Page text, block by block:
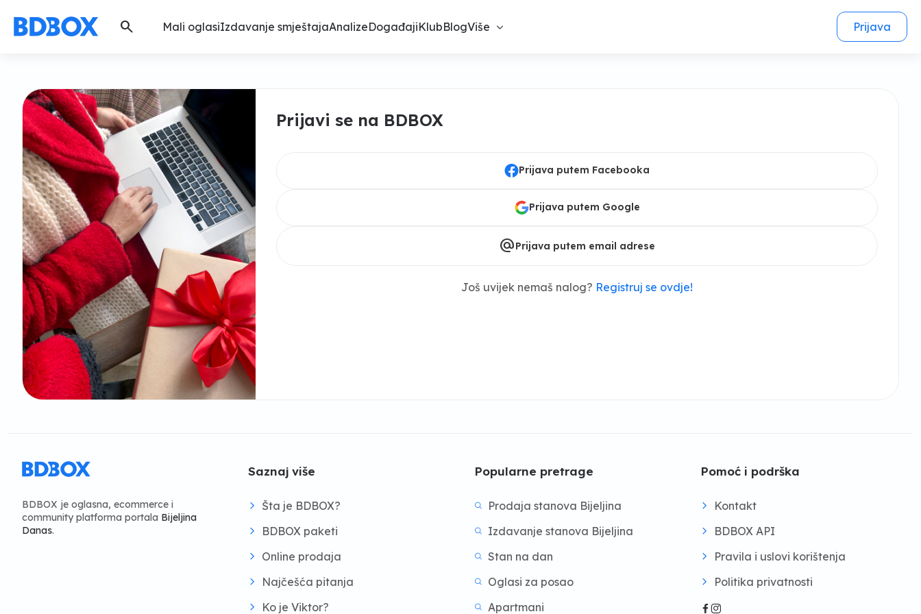
search Mali oglasiIzdavanje smještajaAnalizeDogađajiKlubBlogViše Prijava
Prijavi se na BDBOX
Prijava putem Facebooka
Prijava putem Google
alternate_emailPrijava putem email adrese
Još uvijek nemaš nalog? Registruj se ovdje!
BDBOX je oglasna, ecommerce i
community platforma portala Bijeljina
Danas.
Saznaj više
Šta je BDBOX?
BDBOX paketi
Online prodaja
Najčešća pitanja
Ko je Viktor?
Popularne pretrage
Prodaja stanova Bijeljina
Izdavanje stanova Bijeljina
Stan na dan
Oglasi za posao
Apartmani
Pomoć i podrška
Kontakt
BDBOX API
Pravila i uslovi korištenja
Politika privatnosti